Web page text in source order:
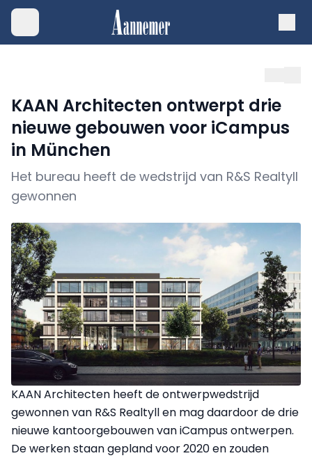
KAAN Architecten ontwerpt drie
nieuwe gebouwen voor iCampus
in München
Het bureau heeft de wedstrijd van R&S Realtyll
gewonnen
KAAN Architecten heeft de ontwerpwedstrijd
gewonnen van R&S Realtyll en mag daardoor de drie
nieuwe kantoorgebouwen van iCampus ontwerpen.
De werken staan gepland voor 2020 en zouden